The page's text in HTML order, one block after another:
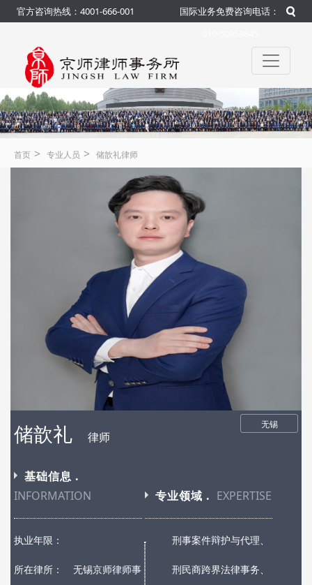
官方咨询热线：4001-666-001
国际业务免费咨询电话：
首页 > 专业人员 > 储歆礼律师
储歆礼 律师
无锡
基础信息 .
INFORMATION
专业领域 . EXPERTISE
执业年限：
所在律所： 无锡京师律师事
刑事案件辩护与代理、
刑民商跨界法律事务、